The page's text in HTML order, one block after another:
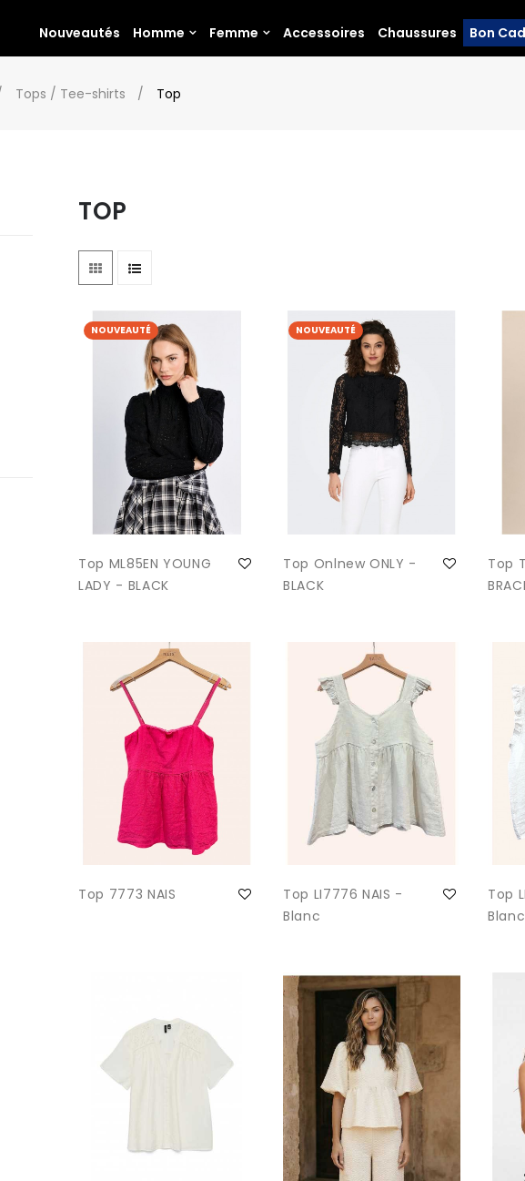
Nouveautés Homme Femme Accessoires Chaussures Bon
Tops / Tee-shirts Top
TOP
NOUVEAUTÉ
Top ML85EN YOUNG
LADY - BLACK
NOUVEAUTÉ
Top Onlnew ONLY -
BLACK
Top
Top 7773 NAIS
Top LI7776 NAIS -
Blanc
Top
Blanc